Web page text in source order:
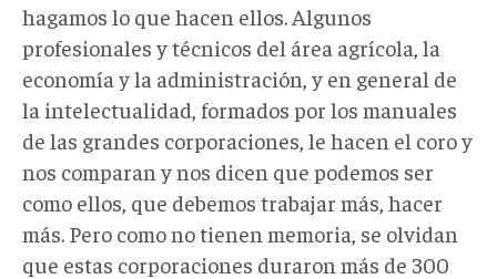
hagamos lo que hacen ellos. Algunos
profesionales y técnicos del área agrícola, la
economía y la administración, y en general de
la intelectualidad, formados por los manuales
de las grandes corporaciones, le hacen el coro y
nos comparan y nos dicen que podemos ser
como ellos, que debemos trabajar más, hacer
más. Pero como no tienen memoria, se olvidan
que estas corporaciones duraron más de 300